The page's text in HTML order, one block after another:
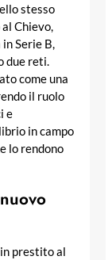
stesso
Chievo,
Serie B,
due reti.
come una
il ruolo
e
in campo
lo rendono
prestito al